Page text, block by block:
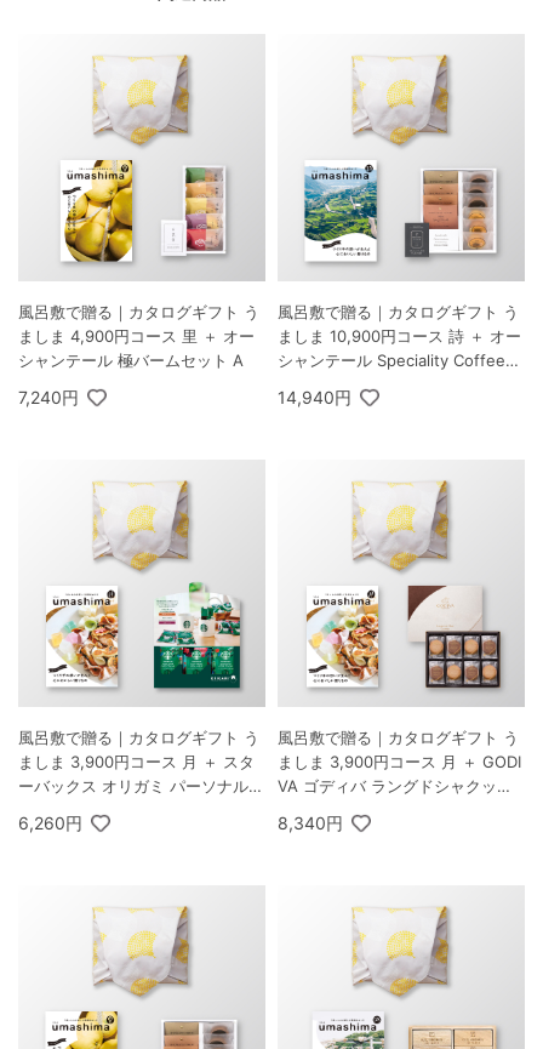
風呂敷で贈る｜カタログギフト う
ましま 4,900円コース 里 ＋ オー
シャンテール 極バームセット A
7,240円
風呂敷で贈る｜カタログギフト う
ましま 10,900円コース 詩 ＋ オー
シャンテール Speciality Coffee＆
14,940円
風呂敷で贈る｜カタログギフト う
ましま 3,900円コース 月 ＋ スタ
ーバックス オリガミ パーソナルド
6,260円
風呂敷で贈る｜カタログギフト う
ましま 3,900円コース 月 ＋ GODI
VA ゴディバ ラングドシャクッキ
8,340円